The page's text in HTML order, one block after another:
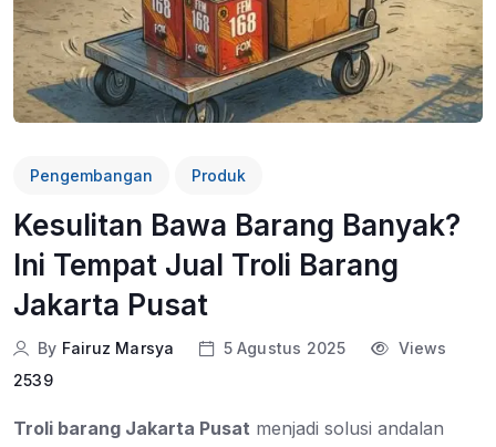
Pengembangan Produk
Kesulitan Bawa Barang Banyak?
Ini Tempat Jual Troli Barang
Jakarta Pusat
By Fairuz Marsya 5 Agustus 2025
Views
2539
Troli barang Jakarta Pusat menjadi solusi andalan